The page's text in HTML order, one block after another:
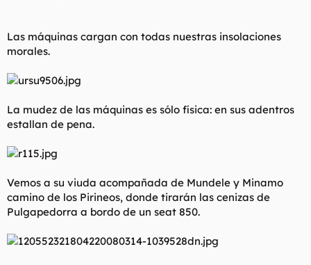
Las máquinas cargan con todas nuestras insolaciones
morales.
La mudez de las máquinas es sólo física: en sus adentros
estallan de pena.
Vemos a su viuda acompañada de Mundele y Minamo
camino de los Pirineos, donde tirarán las cenizas de
Pulgapedorra a bordo de un seat 850.